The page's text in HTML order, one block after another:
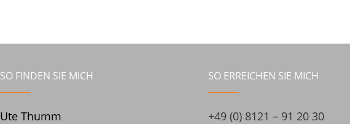
SO FINDEN SIE MICH
Ute Thumm
SO ERREICHEN SIE MICH
+49 (0) 8121 – 91 20 30